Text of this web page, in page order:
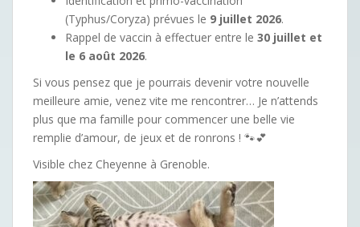
(Typhus/Coryza) prévues le 9 juillet 2026.
Rappel de vaccin à effectuer entre le 30 juillet et
le 6 août 2026.
Si vous pensez que je pourrais devenir votre nouvelle
meilleure amie, venez vite me rencontrer… Je n’attends
plus que ma famille pour commencer une belle vie
remplie d’amour, de jeux et de ronrons ! 🐾💕
Visible chez Cheyenne à Grenoble.